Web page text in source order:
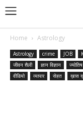
Home Astrology
Astrology crime JOB
जीवन शैली
ज्ञान विज्ञान ज्योतिष
वीडियो
व्यापार सेहत ख़ास